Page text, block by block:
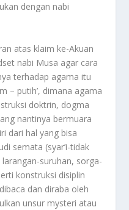
dengan nabi
atas klaim ke-Akuan
nabi Musa agar cara
terhadap agama itu
– putih’, dimana agama
doktrin, dogma
nantinya bermuara
dari hal yang bisa
semata (syar’i-tidak
larangan-suruhan, sorga-
konstruksi disiplin
dan diraba oleh
unsur mysteri atau